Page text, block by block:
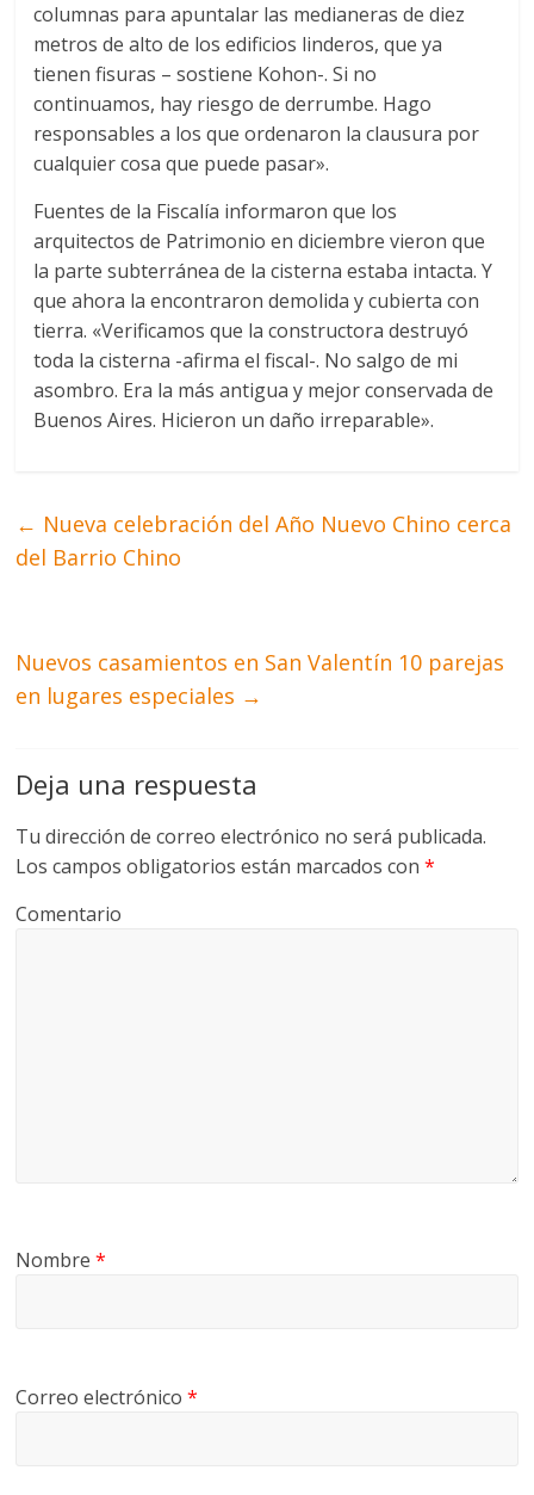
columnas para apuntalar las medianeras de diez
metros de alto de los edificios linderos, que ya
tienen fisuras – sostiene Kohon-. Si no
continuamos, hay riesgo de derrumbe. Hago
responsables a los que ordenaron la clausura por
cualquier cosa que puede pasar».
Fuentes de la Fiscalía informaron que los
arquitectos de Patrimonio en diciembre vieron que
la parte subterránea de la cisterna estaba intacta. Y
que ahora la encontraron demolida y cubierta con
tierra. «Verificamos que la constructora destruyó
toda la cisterna -afirma el fiscal-. No salgo de mi
asombro. Era la más antigua y mejor conservada de
Buenos Aires. Hicieron un daño irreparable».
← Nueva celebración del Año Nuevo Chino cerca
del Barrio Chino
Nuevos casamientos en San Valentín 10 parejas
en lugares especiales →
Deja una respuesta
Tu dirección de correo electrónico no será publicada.
Los campos obligatorios están marcados con*
Comentario
Nombre*
Correo electrónico*